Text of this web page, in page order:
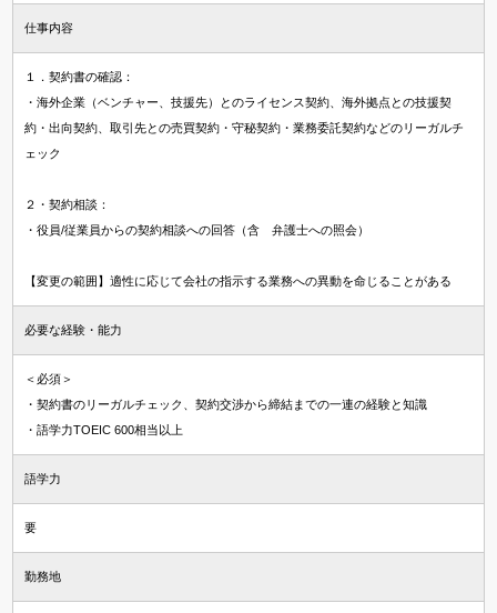
仕事内容
１．契約書の確認：
・海外企業（ベンチャー、技援先）とのライセンス契約、海外拠点との技援契
約・出向契約、取引先との売買契約・守秘契約・業務委託契約などのリーガルチ
ェック
２・契約相談：
・役員/従業員からの契約相談への回答（含 弁護士への照会）
【変更の範囲】適性に応じて会社の指示する業務への異動を命じることがある
必要な経験・能力
＜必須＞
・契約書のリーガルチェック、契約交渉から締結までの一連の経験と知識
・語学力TOEIC 600相当以上
語学力
要
勤務地